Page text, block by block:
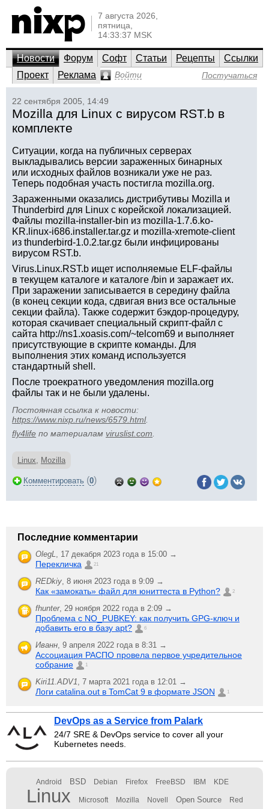
7 августа 2026,
пятница,
14:33:37 MSK
Новости Форум Софт Статьи Рецепты
Ссылки
Проект
Реклама Войти Постучаться
22 сентября 2005, 14:49
Mozilla для Linux с вирусом RST.b в
комплекте
Ситуации, когда на публичных серверах
выкладывались версии зараженных бинарных
или исходных файлов возникали уже не раз.
Теперь подобная участь постигла mozilla.org.
Зараженными оказались дистрибутивы Mozilla и
Thunderbird для Linux c корейской локализацией.
Файлы mozilla-installer-bin из mozilla-1.7.6.ko-
KR.linux-i686.installer.tar.gz и mozilla-xremote-client
из thunderbird-1.0.2.tar.gz были инфицированы
вирусом RST.b.
Virus.Linux.RST.b ищет исполняемые ELF-файлы
в текущем каталоге и каталоге /bin и заражает их.
При заражении записывается в середину файла
(в конец секции кода, сдвигая вниз все остальные
секции файла). Также содержит бэкдор-процедуру,
которая скачивает специальный скрипт-файл с
сайта http://ns1.xoasis.com/~telcom69 и выполняет
присутствующие в скрипте команды. Для
выполнения этих команд используется
стандартный shell.
После троекратного уведомления mozilla.org
файлы так и не были удалены.
Постоянная ссылка к новости:
https://www.nixp.ru/news/6579.html.
fly4life по материалам viruslist.com
Linux, Mozilla
Комментировать (0)
Последние комментарии
OlegL, 17 декабря 2023 года в 15:00 →
Перекличка 21
REDkiy, 8 июня 2023 года в 9:09 →
Как «замокать» файл для юниттеста в Python? 2
fhunter, 29 ноября 2022 года в 2:09 →
Проблема с NO_PUBKEY: как получить GPG-ключ и
добавить его в базу apt?
6
Иванн, 9 апреля 2022 года в 8:31 →
Ассоциация РАСПО провела первое учредительное
собрание
1
Kiri11.ADV1, 7 марта 2021 года в 12:01 →
Логи catalina.out в TomCat 9 в формате JSON 1
DevOps as a Service from Palark
24/7 SRE & DevOps service to cover all your
Kubernetes needs.
Android BSD Debian Firefox FreeBSD IBM KDE
Linux Microsoft Mozilla Novell Open Source Red